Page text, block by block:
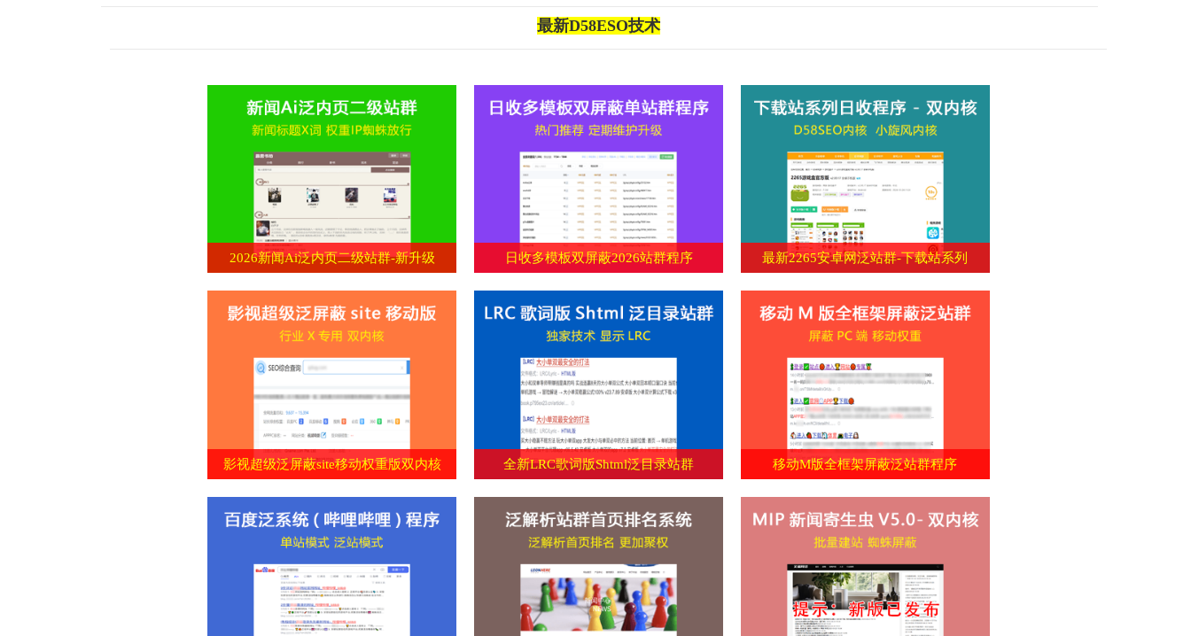
最新D58ESO技术
2026新闻Ai泛内页二级站群-新升级 日收多模板双屏蔽2026站群程序 最新2265安卓网泛站群-下载站系列
影视超级泛屏蔽site移动权重版双内核 全新LRC歌词版Shtml泛目录站群 移动M版全框架屏蔽泛站群程序